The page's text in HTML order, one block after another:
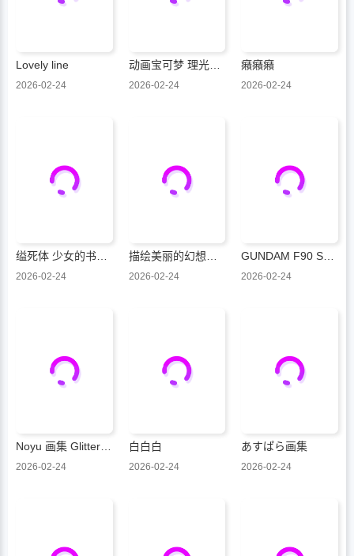
Lovely line
2026-02-24
动画宝可梦 理光与莉可的冒险
2026-02-24
癪癪癪
2026-02-24
2026-02-24 2026-02-24 2026-02-24
Noyu 画集 Glitter Night
2026-02-24
白白白
2026-02-24
あすぱら画集
2026-02-24